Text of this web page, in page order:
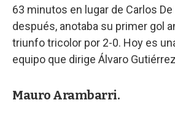
63 minutos en lugar de Carlos
después, anotaba su primer gol
triunfo tricolor por 2-0. Hoy es
equipo que dirige Álvaro
Mauro Arambarri.